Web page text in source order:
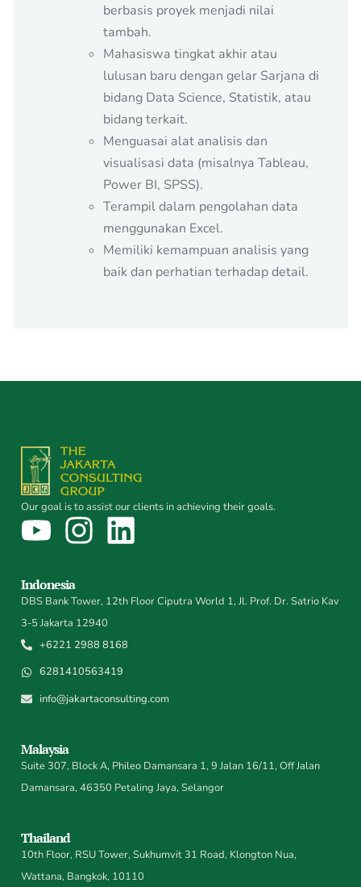
berbasis proyek menjadi nilai
tambah.
Mahasiswa tingkat akhir atau
lulusan baru dengan gelar Sarjana di
bidang Data Science, Statistik, atau
bidang terkait.
Menguasai alat analisis dan
visualisasi data (misalnya Tableau,
Power BI, SPSS).
Terampil dalam pengolahan data
menggunakan Excel.
Memiliki kemampuan analisis yang
baik dan perhatian terhadap detail.
Our goal is to assist our clients in achieving their goals.
Indonesia
DBS Bank Tower, 12th Floor Ciputra World 1, Jl. Prof. Dr. Satrio Kav
3-5 Jakarta 12940
+6221 2988 8168
6281410563419
info@jakartaconsulting.com
Malaysia
Suite 307, Block A, Phileo Damansara 1, 9 Jalan 16/11, Off Jalan
Damansara, 46350 Petaling Jaya, Selangor
Thailand
10th Floor, RSU Tower, Sukhumvit 31 Road, Klongton Nua,
Wattana, Bangkok, 10110